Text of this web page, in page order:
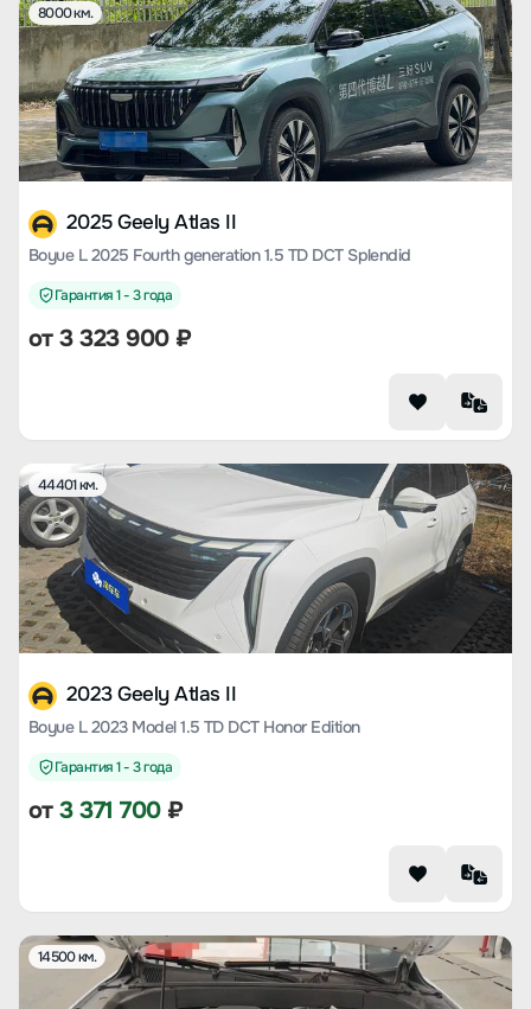
8000 км.
2025 Geely Atlas II
Boyue L 2025 Fourth generation 1.5 TD DCT Splendid
Гарантия 1 - 3 года
от3 323 900₽
44401 км.
2023 Geely Atlas II
Boyue L 2023 Model 1.5 TD DCT Honor Edition
Гарантия 1 - 3 года
от3 371 700₽
14500 км.